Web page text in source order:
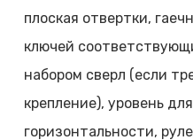
плоская отвертки,
ключей
набором сверл (если
крепление), уровень
горизонтальности,